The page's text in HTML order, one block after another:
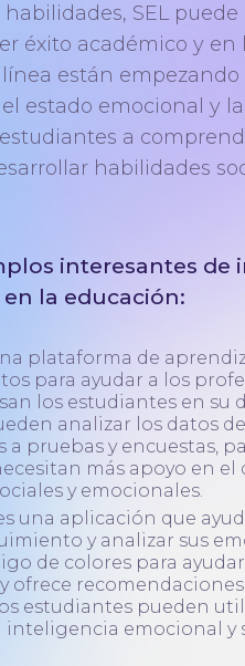
SEL puede
éxito académico y en
están
estado emocional y
a
habilidades
interesantes de
la educación:
plataforma de
para ayudar a los
los estudiantes en su
analizar los datos
a pruebas y encuestas,
más apoyo en el
y emocionales.
una aplicación que
y analizar sus
de colores para
ofrece
estudiantes pueden
inteligencia emocional y